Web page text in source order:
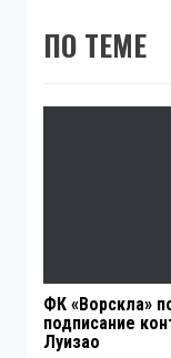
ПО ТЕМЕ
ФК «Ворскла»
подписание
Луизао